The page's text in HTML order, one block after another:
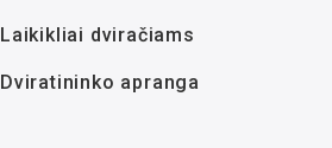
Laikikliai dviračiams
Dviratininko apranga